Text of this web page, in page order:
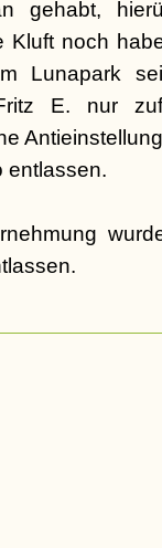
gehabt,
Kluft noch
Lunapark
E. nur
entlassen.